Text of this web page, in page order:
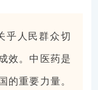
乎人民群众切
效。中医药是
的重要力量。